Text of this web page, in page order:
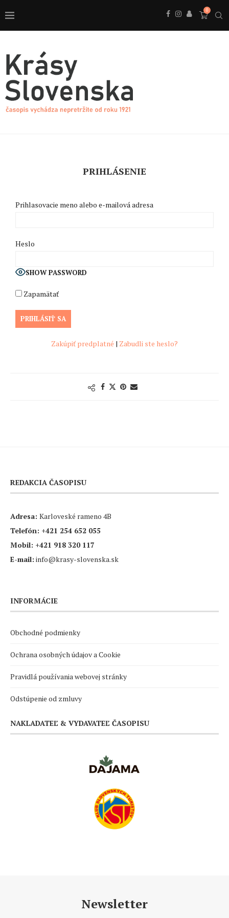
0
PRIHLÁSENIE
Prihlasovacie meno alebo e-mailová adresa
Heslo
SHOW PASSWORD
Zapamätať
Zakúpiť predplatné | Zabudli ste heslo?
REDAKCIA ČASOPISU
Adresa: Karloveské rameno 4B
Telefón: +421 254 652 055
Mobil: +421 918 320 117
E-mail: info@krasy-slovenska.sk
INFORMÁCIE
Obchodné podmienky
Ochrana osobných údajov a Cookie
Pravidlá používania webovej stránky
Odstúpenie od zmluvy
NAKLADATEĽ & VYDAVATEĽ ČASOPISU
Newsletter